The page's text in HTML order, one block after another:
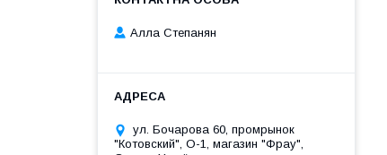
Алла Степанян
ул. Бочарова 60, промрынок
"Котовский", О-1, магазин "Фрау",